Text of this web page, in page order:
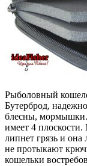
Рыболовный
Бутерброд,
блесны, мормышки.
имеет 4
липнет грязь и
не протыкают
кошельки